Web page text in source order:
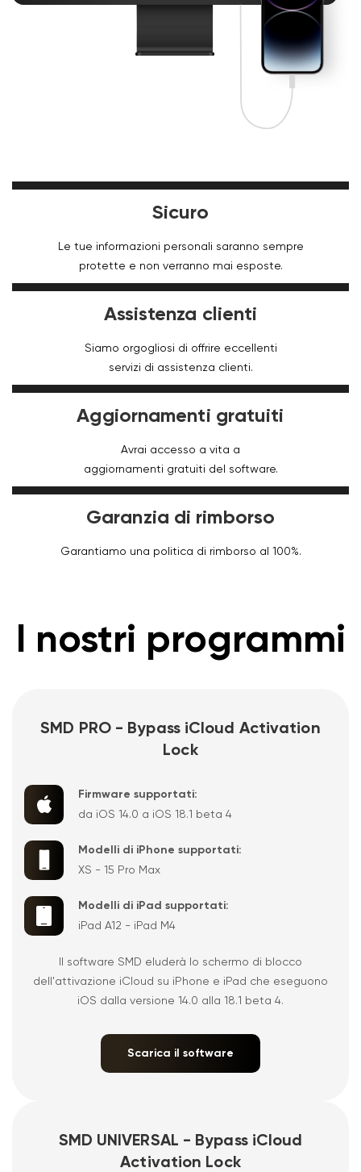
Sicuro
Le tue informazioni personali saranno sempre
protette e non verranno mai esposte.
Assistenza clienti
Siamo orgogliosi di offrire eccellenti
servizi di assistenza clienti.
Aggiornamenti gratuiti
Avrai accesso a vita a
aggiornamenti gratuiti del software.
Garanzia di rimborso
Garantiamo una politica di rimborso al 100%.
I nostri programmi
SMD PRO - Bypass iCloud Activation
Lock
Firmware supportati:
da iOS 14.0 a iOS 18.1 beta 4
Modelli di iPhone supportati:
XS - 15 Pro Max
Modelli di iPad supportati:
iPad A12 - iPad M4
Il software SMD eluderà lo schermo di blocco
dell'attivazione iCloud su iPhone e iPad che eseguono
iOS dalla versione 14.0 alla 18.1 beta 4.
Scarica il software
SMD UNIVERSAL - Bypass iCloud
Activation Lock